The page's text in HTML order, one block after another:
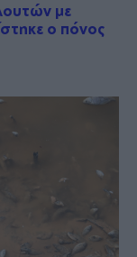
με
ο πόνος